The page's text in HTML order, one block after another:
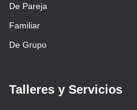
De Pareja
Familiar
De Grupo
Talleres y Servicios